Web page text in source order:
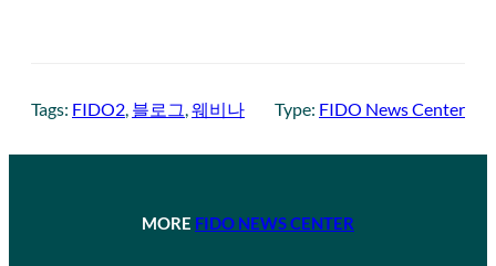
Tags: FIDO2 블로그 웨비나 Type: FIDO News Center
MORE FIDO NEWS CENTER